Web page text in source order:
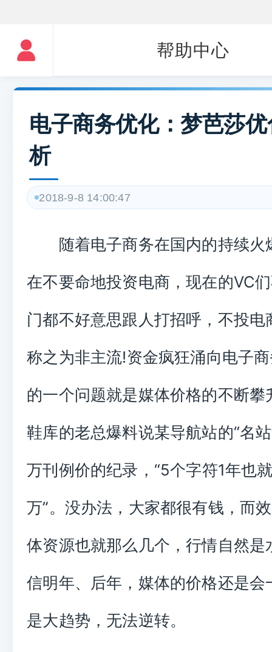
帮助中心
电子商务优化：梦芭莎
析
2018-9-8 14:00:47
随着电子商务在国内的持续火
在不要命地投资电商，现在的VC
门都不好意思跟人打招呼，不投电
称之为非主流!资金疯狂涌向电子
的一个问题就是媒体价格的不断攀
鞋库的老总爆料说某导航站的“名
万刊例价的纪录，“5个字符1年也
万”。没办法，大家都很有钱，而
体资源也就那么几个，行情自然是
信明年、后年，媒体的价格还是会
是大趋势，无法逆转。